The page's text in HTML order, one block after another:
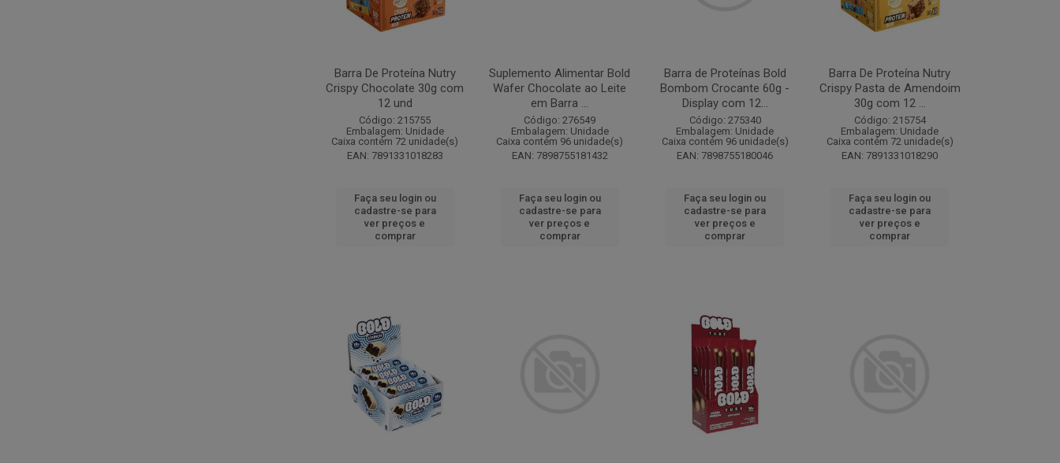
Barra De Proteína Nutry
Crispy Chocolate 30g com
12 und
Código: 215755
Embalagem: Unidade
Caixa contém 72 unidade(s)
EAN: 7891331018283
Faça seu login ou
cadastre-se para
ver preços e
comprar
Suplemento Alimentar Bold
Wafer Chocolate ao Leite
em Barra ...
Código: 276549
Embalagem: Unidade
Caixa contém 96 unidade(s)
EAN: 7898755181432
Faça seu login ou
cadastre-se para
ver preços e
comprar
Barra de Proteínas Bold
Bombom Crocante 60g -
Display com 12...
Código: 275340
Embalagem: Unidade
Caixa contém 96 unidade(s)
EAN: 7898755180046
Faça seu login ou
cadastre-se para
ver preços e
comprar
Barra De Proteína Nutry
Crispy Pasta de Amendoim
30g com 12 ...
Código: 215754
Embalagem: Unidade
Caixa contém 72 unidade(s)
EAN: 7891331018290
Faça seu login ou
cadastre-se para
ver preços e
comprar